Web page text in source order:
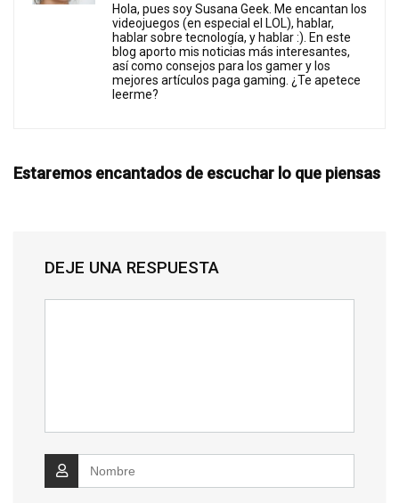
Hola, pues soy Susana Geek. Me encantan los
videojuegos (en especial el LOL), hablar,
hablar sobre tecnología, y hablar :). En este
blog aporto mis noticias más interesantes,
así como consejos para los gamer y los
mejores artículos paga gaming. ¿Te apetece
leerme?
Estaremos encantados de escuchar lo que piensas
DEJE UNA RESPUESTA